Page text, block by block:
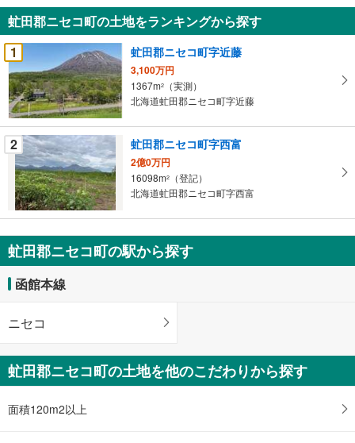
知
を
受
け
取
る
・
条
件
を
マ
イ
ペ
ー
ジ
に
保
す
虻田郡ニセコ町の土地をランキングから探す
1
虻田郡ニセコ町字近藤
3,100万円
1367m2
（実測）
北海道虻田郡ニセコ町字近藤
2 虻田郡ニセコ町字西富
2億0万円
16098m2
（登記）
北海道虻田郡ニセコ町字西富
虻田郡ニセコ町の駅から探す
函館本線
ニセコ
虻田郡ニセコ町の土地を他のこだわりから探す
面積120m2以上